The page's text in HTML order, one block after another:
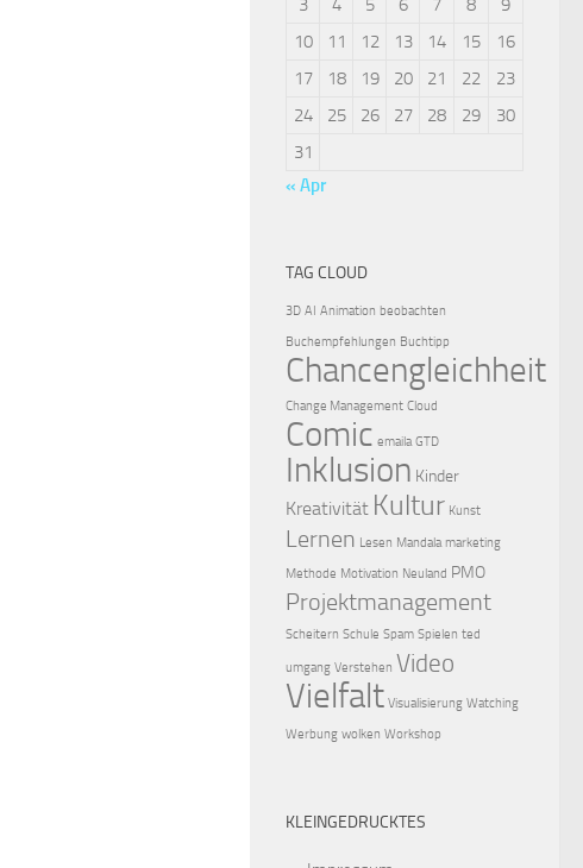
3
4 5 6 7 8
9
10
11 12 13 14 15
16
17
18 19 20 21 22
23
24
25 26 27 28 29
30
31
« Apr
TAG CLOUD
3D AI Animation beobachten
Buchempfehlungen Buchtipp
Chancengleichheit
Change Management Cloud
Comic emaila GTD
Inklusion Kinder
Kreativität Kultur Kunst
Lernen Lesen Mandala marketing
Methode Motivation Neuland PMO
Projektmanagement
Scheitern Schule Spam Spielen ted
umgang Verstehen Video
Vielfalt Visualisierung Watching
Werbung wolken Workshop
KLEINGEDRUCKTES